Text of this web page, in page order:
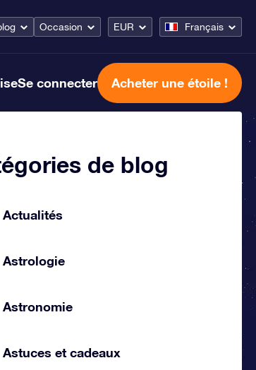
Occasion EUR Français
Se connecter Acheter une étoile !
de blog
Actualités
Astrologie
Astronomie
Astuces et cadeaux